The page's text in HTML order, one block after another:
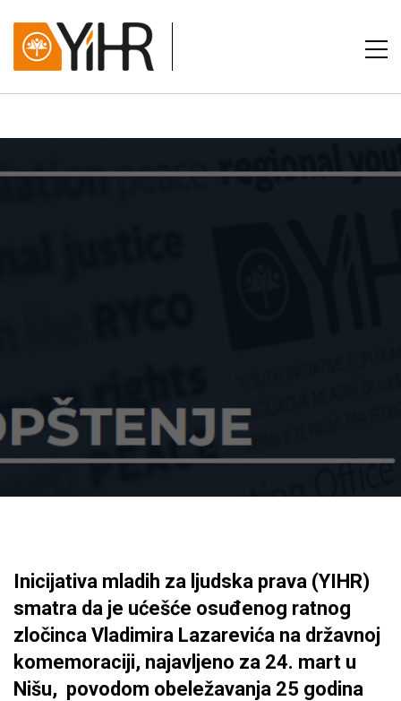
Inicijativa mladih za ljudska prava (YIHR)
smatra da je ućešće osuđenog ratnog
zločinca Vladimira Lazarevića na državnoj
komemoraciji, najavljeno za 24. mart u
Nišu, povodom obeležavanja 25 godina